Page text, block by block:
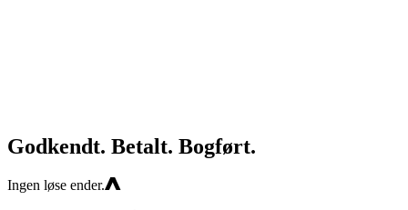
Godkendt. Betalt. Bogført.
Ingen løse ender.